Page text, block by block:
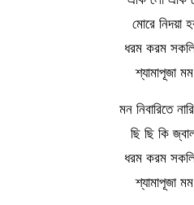
মোরে নিদয়া
ধরম করম
শ্যামাপূজা
মন নিবারিতে
ছি ছি কি
ধরম করম
শ্যামাপূজা